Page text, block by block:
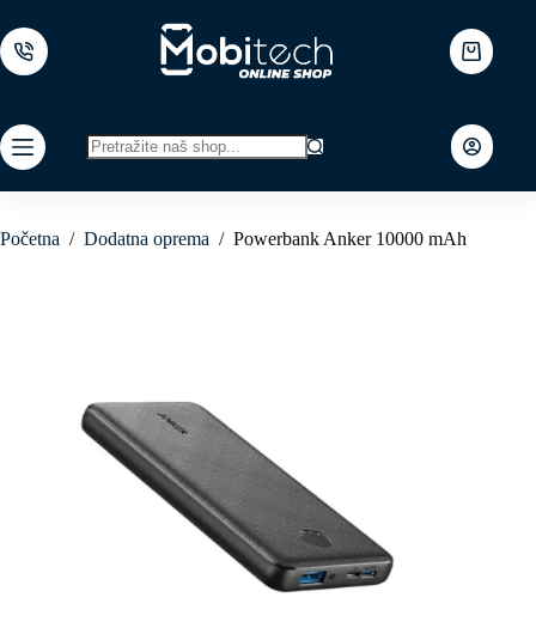
to
content
Shopping
cart
results
Početna / Dodatna oprema / Powerbank Anker 10000 mAh